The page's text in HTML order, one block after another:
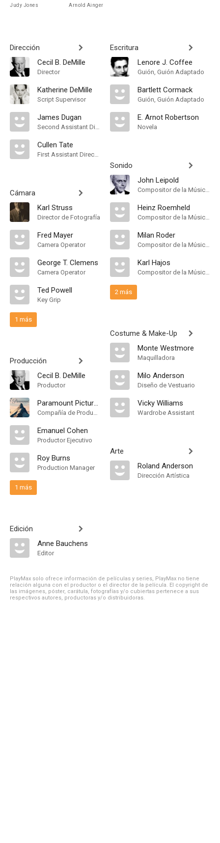
Judy Jones Arnold Ainger
Dirección
Cecil B. DeMille
Director
Katherine DeMille
Script Supervisor
James Dugan
Second Assistant Director
Cullen Tate
First Assistant Director
Cámara
Karl Struss
Director de Fotografía
Fred Mayer
Camera Operator
George T. Clemens
Camera Operator
Ted Powell
Key Grip
1 más
Producción
Cecil B. DeMille
Productor
Paramount Pictures
Compañía de Produccion
Emanuel Cohen
Productor Ejecutivo
Roy Burns
Production Manager
1 más
Edición
Anne Bauchens
Editor
Escritura
Lenore J. Coffee
Guión, Guión Adaptado
Bartlett Cormack
Guión, Guión Adaptado
E. Arnot Robertson
Novela
Sonido
John Leipold
Compositor de la Música Original
Heinz Roemheld
Compositor de la Música Original
Milan Roder
Compositor de la Música Original
Karl Hajos
Compositor de la Música Original
2 más
Costume & Make-Up
Monte Westmore
Maquilladora
Milo Anderson
Diseño de Vestuario
Vicky Williams
Wardrobe Assistant
Arte
Roland Anderson
Dirección Artística
PlayMax solo ofrece información de películas y series, PlayMax no tiene
relación alguna con el productor o el director de la película. El copyright de
las imágenes, póster, carátula, fotografías y/o cubiertas pertenece a sus
respectivos autores, productoras y/o distribuidoras.